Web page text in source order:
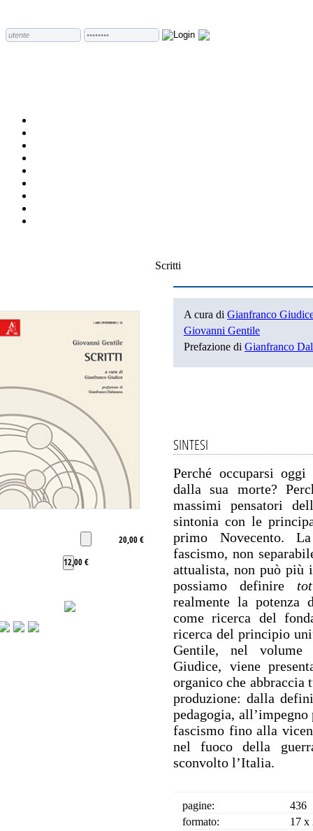
Scritti
20,00 €
12,00 €
A cura di Gianfranco
Giovanni Gentile
Prefazione di Gianfranco
SINTESI
Perché occuparsi
dalla sua morte?
massimi pensatori
sintonia con le
primo Novecento.
fascismo, non
attualista, non può più
possiamo definire
realmente la potenza
come ricerca del
ricerca del principio
Gentile, nel volume
Giudice, viene
organico che
produzione: dalla
pedagogia,
fascismo fino alla
nel fuoco della
sconvolto l’Italia.
pagine:
436
formato:
17 x